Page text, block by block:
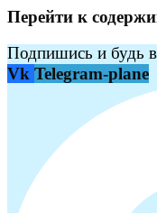
Перейти к
Подпишись и будь
Vk Telegram-plane